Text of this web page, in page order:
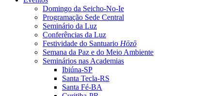
Domingo da Seicho-No-Ie
Programação Sede Central
Seminário da Luz
Conferências da Luz
Festividade do Santuario Hōzō
Semana da Paz e do Meio Ambiente
Seminários nas Academias
Ibiúna-SP
Santa Tecla-RS
Santa Fé-BA